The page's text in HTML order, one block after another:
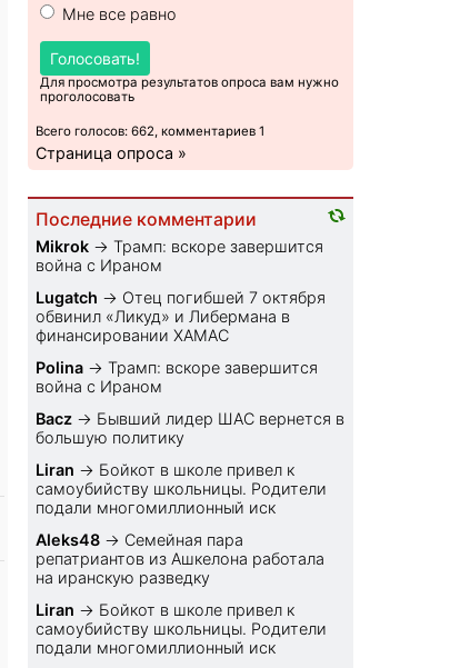
Мне все равно
Голосовать!
Для просмотра результатов опроса вам нужно
проголосовать
Всего голосов: 662, комментариев 1
Страница опроса »
Последние комментарии
Mikrok →Трамп: вскоре завершится
война с Ираном
Lugatch → Отец погибшей 7 октября
обвинил «Ликуд» и Либермана в
финансировании ХАМАС
Polina →Трамп: вскоре завершится
война с Ираном
Bacz → Бывший лидер ШАС вернется в
большую политику
Liran → Бойкот в школе привел к
самоубийству школьницы. Родители
подали многомиллионный иск
Aleks48 → Семейная пара
репатриантов из Ашкелона работала
на иранскую разведку
Liran → Бойкот в школе привел к
самоубийству школьницы. Родители
подали многомиллионный иск